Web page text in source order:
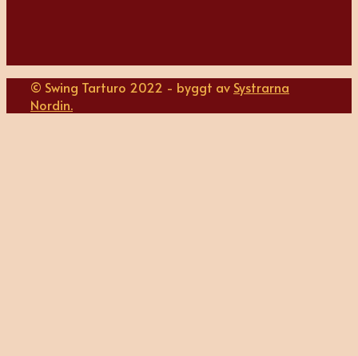
© Swing Tarturo 2022 - byggt av Systrarna
Nordin.